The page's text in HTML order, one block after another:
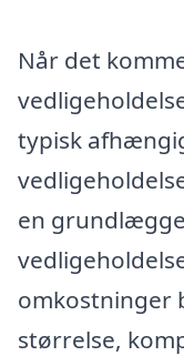
Når det
typisk
en
omkostninger
størrelse,